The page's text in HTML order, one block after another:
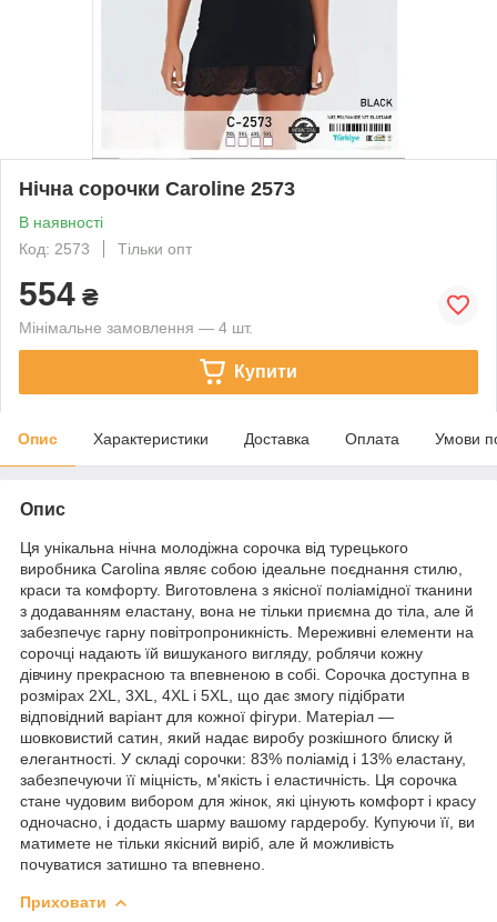
Нічна сорочки Caroline 2573
В наявності
Код: 2573
Тільки опт
554 ₴
Мінімальне замовлення — 4 шт.
Купити
Опис Характеристики Доставка Оплата Умови
Опис
Ця унікальна нічна молодіжна сорочка від турецького
виробника Carolina являє собою ідеальне поєднання стилю,
краси та комфорту. Виготовлена з якісної поліамідної тканини
з додаванням еластану, вона не тільки приємна до тіла, але й
забезпечує гарну повітропроникність. Мереживні елементи на
сорочці надають їй вишуканого вигляду, роблячи кожну
дівчину прекрасною та впевненою в собі. Сорочка доступна в
розмірах 2XL, 3XL, 4XL і 5XL, що дає змогу підібрати
відповідний варіант для кожної фігури. Матеріал —
шовковистий сатин, який надає виробу розкішного блиску й
елегантності. У складі сорочки: 83% поліамід і 13% еластану,
забезпечуючи її міцність, м'якість і еластичність. Ця сорочка
стане чудовим вибором для жінок, які цінують комфорт і красу
одночасно, і додасть шарму вашому гардеробу. Купуючи її, ви
матимете не тільки якісний виріб, але й можливість
почуватися затишно та впевнено.
Приховати